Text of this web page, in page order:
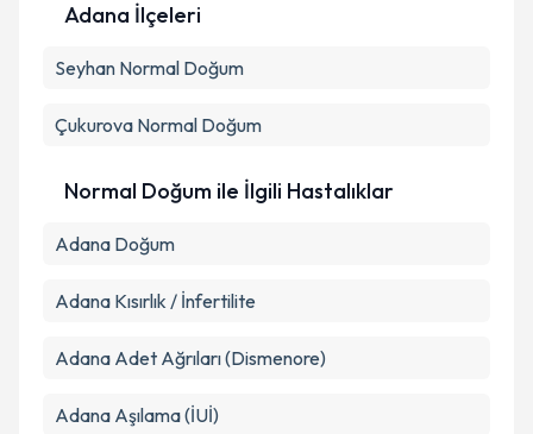
Adana İlçeleri
Seyhan Normal Doğum
Çukurova Normal Doğum
Normal Doğum ile İlgili Hastalıklar
Adana Doğum
Adana Kısırlık / İnfertilite
Adana Adet Ağrıları (Dismenore)
Adana Aşılama (İUİ)